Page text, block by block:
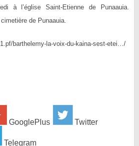
à l’église Saint-Etienne de Punaauia.
cimetière de Punaauia.
barthelemy-la-voix-du-kaina-sest-etei…/
GooglePlus Twitter
Telegram